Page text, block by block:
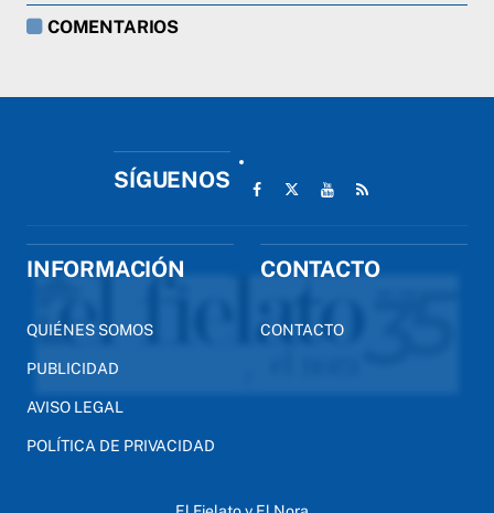
COMENTARIOS
SÍGUENOS
INFORMACIÓN
QUIÉNES SOMOS
PUBLICIDAD
AVISO LEGAL
POLÍTICA DE PRIVACIDAD
CONTACTO
CONTACTO